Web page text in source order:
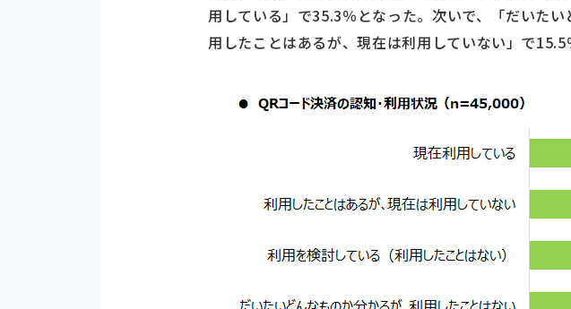
用している」で35.3％となった。次いで、「だいた
用したことはあるが、現在は利用していない」で15.5